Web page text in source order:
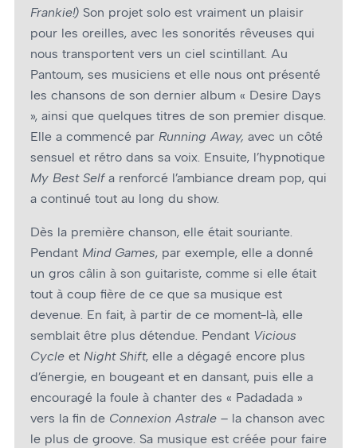
Frankie!) Son projet solo est vraiment un plaisir
pour les oreilles, avec les sonorités rêveuses qui
nous transportent vers un ciel scintillant. Au
Pantoum, ses musiciens et elle nous ont présenté
les chansons de son dernier album « Desire Days
», ainsi que quelques titres de son premier disque.
Elle a commencé par Running Away, avec un côté
sensuel et rétro dans sa voix. Ensuite, l’hypnotique
My Best Selfa renforcé l’ambiance dream pop, qui
a continué tout au long du show.
Dès la première chanson, elle était souriante.
Pendant Mind Games, par exemple, elle a donné
un gros câlin à son guitariste, comme si elle était
tout à coup fière de ce que sa musique est
devenue. En fait, à partir de ce moment-là, elle
semblait être plus détendue. Pendant Vicious
Cycle et Night Shift, elle a dégagé encore plus
d’énergie, en bougeant et en dansant, puis elle a
encouragé la foule à chanter des « Padadada »
vers la fin de Connexion Astrale – la chanson avec
le plus de groove. Sa musique est créée pour faire